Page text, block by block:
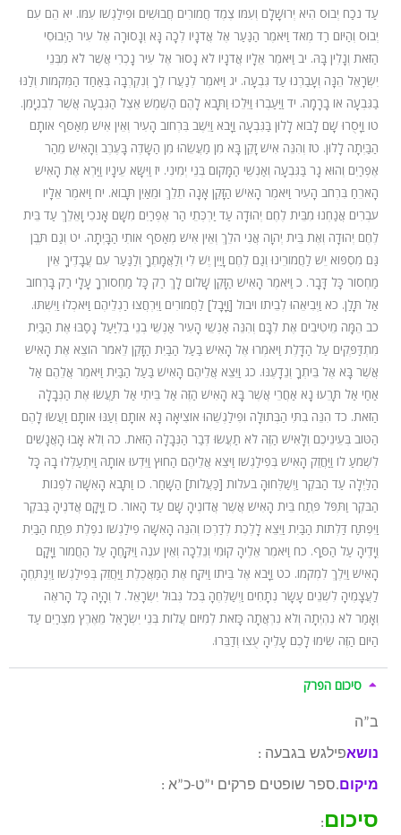
עַד נֹכַח יְבוּס הִיא יְרוּשָׁלָ͏ִם וְעִמּוֹ צֶמֶד חֲמוֹרִים חֲבוּשִׁים וּפִילַגְשׁוֹ עִמּוֹ. יא הֵם עִם
יְבוּס וְהַיּוֹם רַד מְאֹד וַיֹּאמֶר הַנַּעַר אֶל אֲדֹנָיו לְכָה נָּא וְנָסוּרָה אֶל עִיר הַיְבוּסִי
הַזֹּאת וְנָלִין בָּהּ. יב וַיֹּאמֶר אֵלָיו אֲדֹנָיו לֹא נָסוּר אֶל עִיר נָכְרִי אֲשֶׁר לֹא מִבְּנֵי
יִשְׂרָאֵל הֵנָּה וְעָבַרְנוּ עַד גִּבְעָה. יג וַיֹּאמֶר לְנַעֲרוֹ לְךָ וְנִקְרְבָה בְּאַחַד הַמְּקֹמוֹת וְלַנּוּ
בַגִּבְעָה אוֹ בָרָמָה. יד וַיַּעַבְרוּ וַיֵּלֵכוּ וַתָּבֹא לָהֶם הַשֶּׁמֶשׁ אֵצֶל הַגִּבְעָה אֲשֶׁר לְבִנְיָמִן.
טו וַיָּסֻרוּ שָׁם לָבוֹא לָלוּן בַּגִּבְעָה וַיָּבֹא וַיֵּשֶׁב בִּרְחוֹב הָעִיר וְאֵין אִישׁ מְאַסֵּף אוֹתָם
הַבַּיְתָה לָלוּן. טז וְהִנֵּה אִישׁ זָקֵן בָּא מִן מַעֲשֵׂהוּ מִן הַשָּׂדֶה בָּעֶרֶב וְהָאִישׁ מֵהַר
אֶפְרַיִם וְהוּא גָר בַּגִּבְעָה וְאַנְשֵׁי הַמָּקוֹם בְּנֵי יְמִינִי. יז וַיִּשָּׂא עֵינָיו וַיַּרְא אֶת הָאִישׁ
הָאֹרֵחַ בִּרְחֹב הָעִיר וַיֹּאמֶר הָאִישׁ הַזָּקֵן אָנָה תֵלֵךְ וּמֵאַיִן תָּבוֹא. יח וַיֹּאמֶר אֵלָיו
עֹבְרִים אֲנַחְנוּ מִבֵּית לֶחֶם יְהוּדָה עַד יַרְכְּתֵי הַר אֶפְרַיִם מִשָּׁם אָנֹכִי וָאֵלֵךְ עַד בֵּית
לֶחֶם יְהוּדָה וְאֶת בֵּית יְהוָה אֲנִי הֹלֵךְ וְאֵין אִישׁ מְאַסֵּף אוֹתִי הַבָּיְתָה. יט וְגַם תֶּבֶן
גַּם מִסְפּוֹא יֵשׁ לַחֲמוֹרֵינוּ וְגַם לֶחֶם וָיַיִן יֶשׁ לִי וְלַאֲמָתֶךָ וְלַנַּעַר עִם עֲבָדֶיךָ אֵין
מַחְסוֹר כָּל דָּבָר. כ וַיֹּאמֶר הָאִישׁ הַזָּקֵן שָׁלוֹם לָךְ רַק כָּל מַחְסוֹרְךָ עָלָי רַק בָּרְחוֹב
אַל תָּלַן. כא וַיְבִיאֵהוּ לְבֵיתוֹ ויבול [וַיָּבָל] לַחֲמוֹרִים וַיִּרְחֲצוּ רַגְלֵיהֶם וַיֹּאכְלוּ וַיִּשְׁתּוּ.
כב הֵמָּה מֵיטִיבִים אֶת לִבָּם וְהִנֵּה אַנְשֵׁי הָעִיר אַנְשֵׁי בְנֵי בְלִיַּעַל נָסַבּוּ אֶת הַבַּיִת
מִתְדַּפְּקִים עַל הַדָּלֶת וַיֹּאמְרוּ אֶל הָאִישׁ בַּעַל הַבַּיִת הַזָּקֵן לֵאמֹר הוֹצֵא אֶת הָאִישׁ
אֲשֶׁר בָּא אֶל בֵּיתְךָ וְנֵדָעֶנּוּ. כג וַיֵּצֵא אֲלֵיהֶם הָאִישׁ בַּעַל הַבַּיִת וַיֹּאמֶר אֲלֵהֶם אַל
אַחַי אַל תָּרֵעוּ נָא אַחֲרֵי אֲשֶׁר בָּא הָאִישׁ הַזֶּה אַל בֵּיתִי אַל תַּעֲשׂוּ אֶת הַנְּבָלָה
הַזֹּאת. כד הִנֵּה בִתִּי הַבְּתוּלָה וּפִילַגְשֵׁהוּ אוֹצִיאָה נָּא אוֹתָם וְעַנּוּ אוֹתָם וַעֲשׂוּ לָהֶם
הַטּוֹב בְּעֵינֵיכֶם וְלָאִישׁ הַזֶּה לֹא תַעֲשׂוּ דְּבַר הַנְּבָלָה הַזֹּאת. כה וְלֹא אָבוּ הָאֲנָשִׁים
לִשְׁמֹעַ לוֹ וַיַּחֲזֵק הָאִישׁ בְּפִילַגְשׁוֹ וַיֹּצֵא אֲלֵיהֶם הַחוּץ וַיֵּדְעוּ אוֹתָהּ וַיִּתְעַלְּלוּ בָהּ כָּל
הַלַּיְלָה עַד הַבֹּקֶר וַיְשַׁלְּחוּהָ בעלות [כַּעֲלוֹת] הַשָּׁחַר. כו וַתָּבֹא הָאִשָּׁה לִפְנוֹת
הַבֹּקֶר וַתִּפֹּל פֶּתַח בֵּית הָאִישׁ אֲשֶׁר אֲדוֹנֶיהָ שָּׁם עַד הָאוֹר. כז וַיָּקָם אֲדֹנֶיהָ בַּבֹּקֶר
וַיִּפְתַּח דַּלְתוֹת הַבַּיִת וַיֵּצֵא לָלֶכֶת לְדַרְכּוֹ וְהִנֵּה הָאִשָּׁה פִילַגְשׁוֹ נֹפֶלֶת פֶּתַח הַבַּיִת
וְיָדֶיהָ עַל הַסַּף. כח וַיֹּאמֶר אֵלֶיהָ קוּמִי וְנֵלֵכָה וְאֵין עֹנֶה וַיִּקָּחֶהָ עַל הַחֲמוֹר וַיָּקָם
הָאִישׁ וַיֵּלֶךְ לִמְקֹמוֹ. כט וַיָּבֹא אֶל בֵּיתוֹ וַיִּקַּח אֶת הַמַּאֲכֶלֶת וַיַּחֲזֵק בְּפִילַגְשׁוֹ וַיְנַתְּחֶהָ
לַעֲצָמֶיהָ לִשְׁנֵים עָשָׂר נְתָחִים וַיְשַׁלְּחֶהָ בְּכֹל גְּבוּל יִשְׂרָאֵל. ל וְהָיָה כָל הָרֹאֶה
וְאָמַר לֹא נִהְיְתָה וְלֹא נִרְאֲתָה כָּזֹאת לְמִיּוֹם עֲלוֹת בְּנֵי יִשְׂרָאֵל מֵאֶרֶץ מִצְרַיִם עַד
הַיּוֹם הַזֶּה שִׂימוּ לָכֶם עָלֶיהָ עֻצוּ וְדַבֵּרוּ.
סיכום הפרק
ב”ה
נושא: פילגש בגבעה
מיקום : ספר שופטים פרקים י”ט-כ”א.
סיכום: